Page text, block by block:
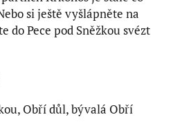
si ještě vyšlápněte na
do Pece pod Sněžkou svézt
Obří důl, bývalá Obří